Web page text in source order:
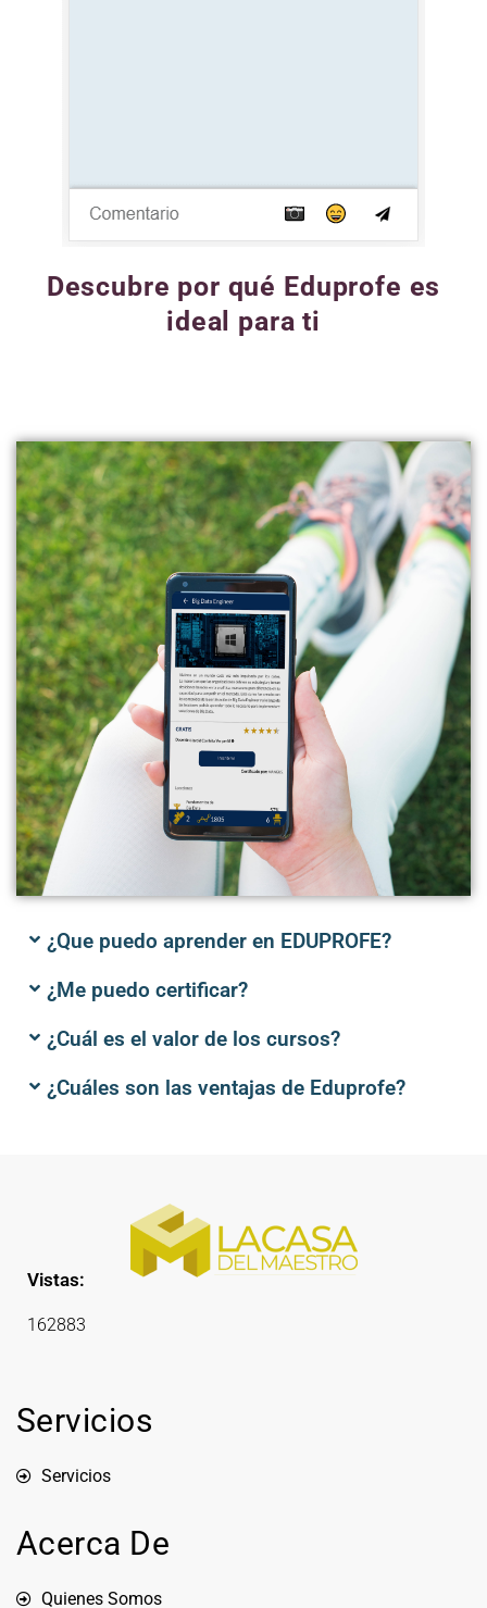
Descubre por qué Eduprofe es
ideal para ti
¿Que puedo aprender en EDUPROFE?
¿Me puedo certificar?
¿Cuál es el valor de los cursos?
¿Cuáles son las ventajas de Eduprofe?
Vistas:
162883
Servicios
Servicios
Acerca De
Quienes Somos